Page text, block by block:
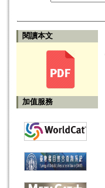
閱讀本文
加值服務